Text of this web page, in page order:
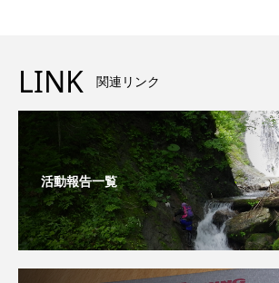
LINK 関連リンク
活動報告一覧